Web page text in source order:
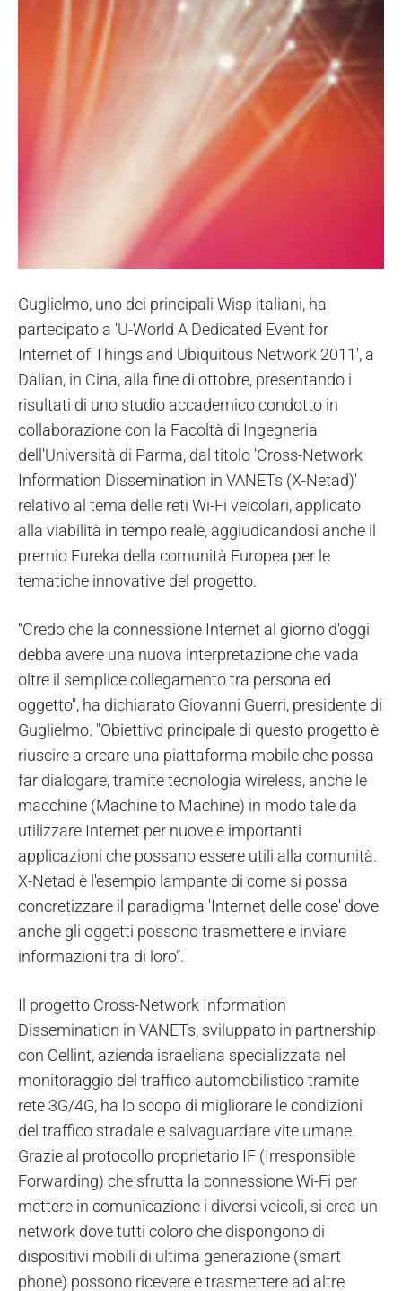
Guglielmo, uno dei principali Wisp italiani, ha
partecipato a 'U-World A Dedicated Event for
Internet of Things and Ubiquitous Network 2011', a
Dalian, in Cina, alla fine di ottobre, presentando i
risultati di uno studio accademico condotto in
collaborazione con la Facoltà di Ingegneria
dell'Università di Parma, dal titolo 'Cross-Network
Information Dissemination in VANETs (X-Netad)'
relativo al tema delle reti Wi-Fi veicolari, applicato
alla viabilità in tempo reale, aggiudicandosi anche il
premio Eureka della comunità Europea per le
tematiche innovative del progetto.
“Credo che la connessione Internet al giorno d'oggi
debba avere una nuova interpretazione che vada
oltre il semplice collegamento tra persona ed
oggetto", ha dichiarato Giovanni Guerri, presidente di
Guglielmo. "Obiettivo principale di questo progetto è
riuscire a creare una piattaforma mobile che possa
far dialogare, tramite tecnologia wireless, anche le
macchine (Machine to Machine) in modo tale da
utilizzare Internet per nuove e importanti
applicazioni che possano essere utili alla comunità.
X-Netad è l'esempio lampante di come si possa
concretizzare il paradigma 'Internet delle cose' dove
anche gli oggetti possono trasmettere e inviare
informazioni tra di loro”.
Il progetto Cross-Network Information
Dissemination in VANETs, sviluppato in partnership
con Cellint, azienda israeliana specializzata nel
monitoraggio del traffico automobilistico tramite
rete 3G/4G, ha lo scopo di migliorare le condizioni
del traffico stradale e salvaguardare vite umane.
Grazie al protocollo proprietario IF (Irresponsible
Forwarding) che sfrutta la connessione Wi-Fi per
mettere in comunicazione i diversi veicoli, si crea un
network dove tutti coloro che dispongono di
dispositivi mobili di ultima generazione (smart
phone) possono ricevere e trasmettere ad altre